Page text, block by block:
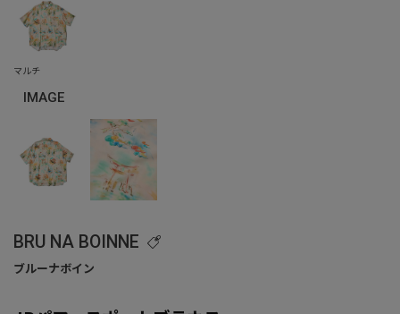
IMAGE
BRU NA BOINNE